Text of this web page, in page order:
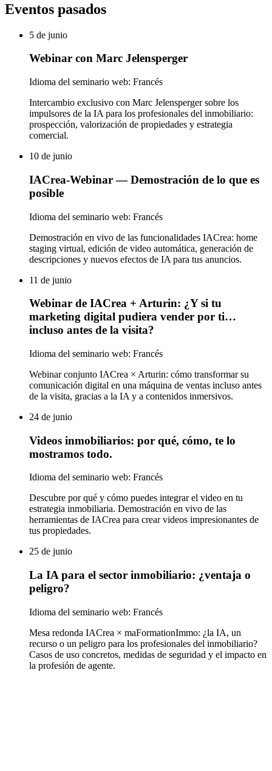
Eventos pasados
5 de junio
Webinar con Marc Jelensperger
Idioma del seminario web: Francés
Intercambio exclusivo con Marc Jelensperger sobre los
impulsores de la IA para los profesionales del inmobiliario:
prospección, valorización de propiedades y estrategia
comercial.
10 de junio
IACrea-Webinar — Demostración de lo que es
posible
Idioma del seminario web: Francés
Demostración en vivo de las funcionalidades IACrea: home
staging virtual, edición de video automática, generación de
descripciones y nuevos efectos de IA para tus anuncios.
11 de junio
Webinar de IACrea + Arturin: ¿Y si tu
marketing digital pudiera vender por ti…
incluso antes de la visita?
Idioma del seminario web: Francés
Webinar conjunto IACrea × Arturin: cómo transformar su
comunicación digital en una máquina de ventas incluso antes
de la visita, gracias a la IA y a contenidos inmersivos.
24 de junio
Videos inmobiliarios: por qué, cómo, te lo
mostramos todo.
Idioma del seminario web: Francés
Descubre por qué y cómo puedes integrar el video en tu
estrategia inmobiliaria. Demostración en vivo de las
herramientas de IACrea para crear videos impresionantes de
tus propiedades.
25 de junio
La IA para el sector inmobiliario: ¿ventaja o
peligro?
Idioma del seminario web: Francés
Mesa redonda IACrea × maFormationImmo: ¿la IA, un
recurso o un peligro para los profesionales del inmobiliario?
Casos de uso concretos, medidas de seguridad y el impacto en
la profesión de agente.